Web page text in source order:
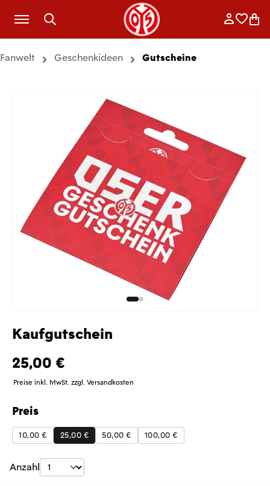
Zum Hauptinhalt springen
Fanwelt Geschenkideen Gutscheine
Kaufgutschein
25,00 €
Preise inkl. MwSt. zzgl. Versandkosten
Preis
auswählen
10,00 € 25,00 € 50,00 € 100,00 €
Produkt Anzahl: Gib den gewünschten
Anzahl